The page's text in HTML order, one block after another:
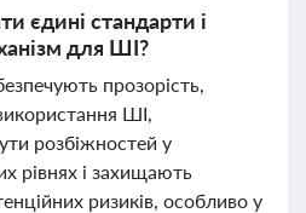
єдині стандарти і
для ШІ?
прозорість,
ШІ,
розбіжностей у
рівнях і захищають
ризиків, особливо у